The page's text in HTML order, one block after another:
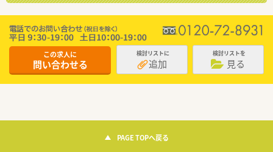
この求人に
問い合わせる
検討リストに
追加
検討リストを
見る
PAGE TOPへ戻る